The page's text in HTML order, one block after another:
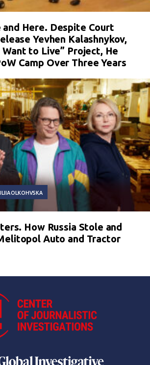
and Here. Despite Court
Yevhen Kalashnykov,
Want to Live” Project, He
Camp Over Three Years
OLKOHVSKA
How Russia Stole and
Auto and Tractor